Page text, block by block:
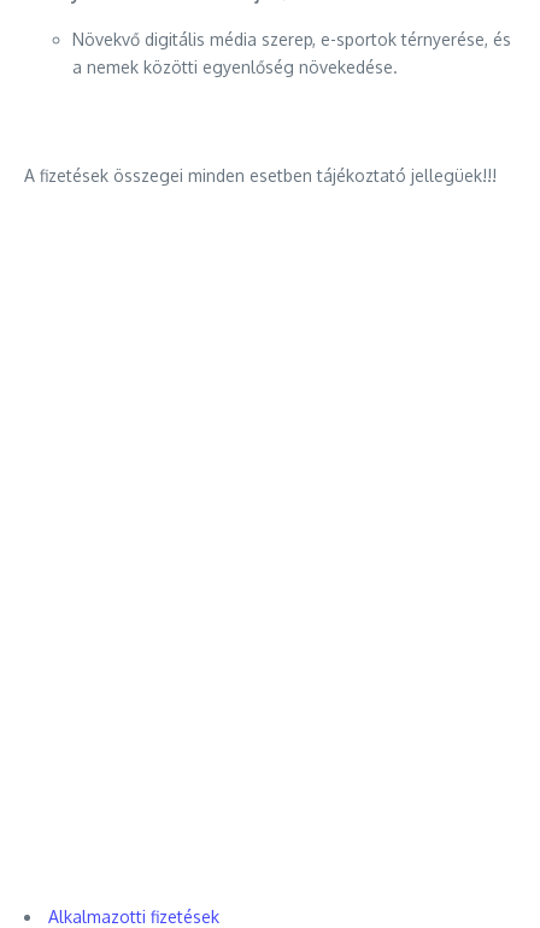
Növekvő digitális média szerep, e-sportok térnyerése, és
a nemek közötti egyenlőség növekedése.
A fizetések összegei minden esetben tájékoztató jellegüek!!!
Alkalmazotti fizetések